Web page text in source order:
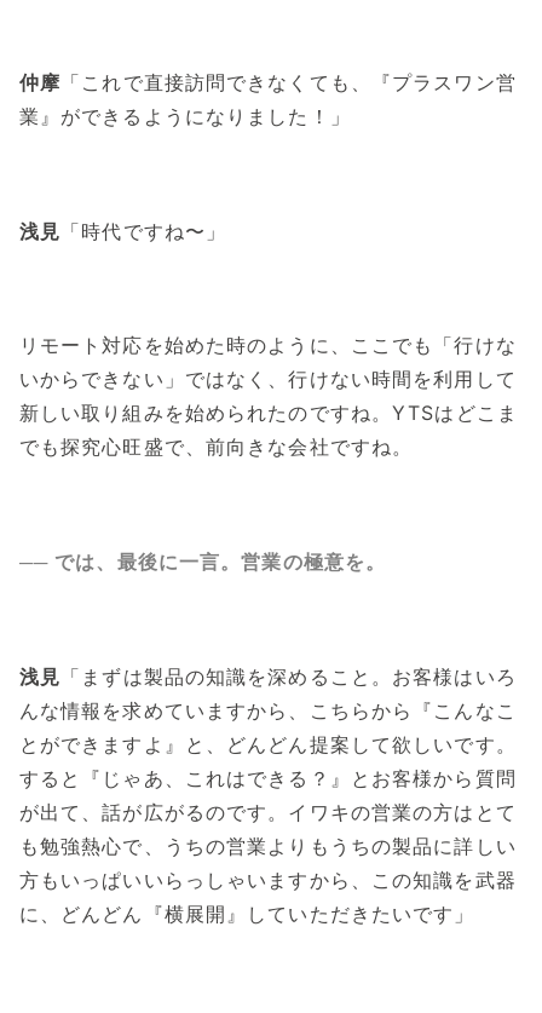
仲摩 「これで直接訪問できなくても、『プラスワン営
業』ができるようになりました！」
浅見 「時代ですね〜」
リモート対応を始めた時のように、ここでも「行けな
いからできない」ではなく、行けない時間を利用して
新しい取り組みを始められたのですね。YTSはどこま
でも探究心旺盛で、前向きな会社ですね。
── では、最後に一言。営業の極意を。
浅見 「まずは製品の知識を深めること。お客様はいろ
んな情報を求めていますから、こちらから『こんなこ
とができますよ』と、どんどん提案して欲しいです。
すると『じゃあ、これはできる？』とお客様から質問
が出て、話が広がるのです。イワキの営業の方はとて
も勉強熱心で、うちの営業よりもうちの製品に詳しい
方もいっぱいいらっしゃいますから、この知識を武器
に、どんどん『横展開』していただきたいです」